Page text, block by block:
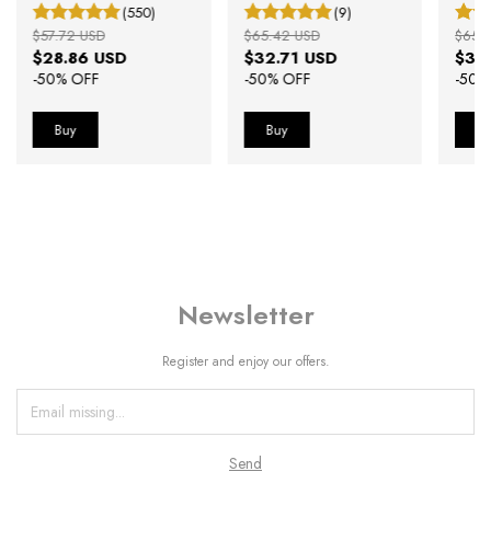
(550)
$28.86 USD
-50% OFF
$57.72 USD
(9)
$32.71 USD
-50% OFF
$65.42 USD
-50
Newsletter
Register and enjoy our offers.